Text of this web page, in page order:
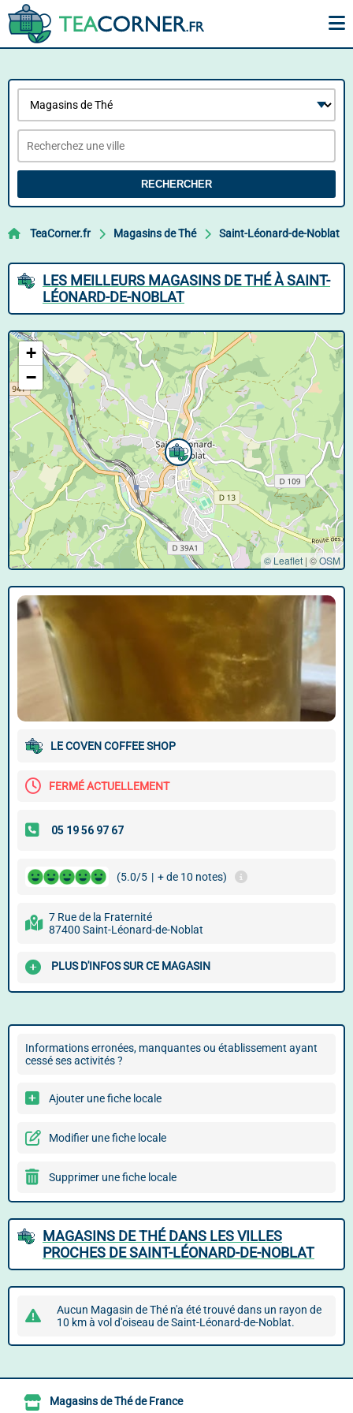
RECHERCHER
TeaCorner.fr Magasins de Thé Saint-Léonard-de-Noblat
LES MEILLEURS MAGASINS DE THÉ À SAINT-
LÉONARD-DE-NOBLAT
+
−
© Leaflet | ©OSM
LE COVEN COFFEE SHOP
FERMÉ ACTUELLEMENT
(5.0/5 | + de 10 notes)
7 Rue de la Fraternité
87400 Saint-Léonard-de-Noblat
PLUS D'INFOS SUR CE MAGASIN
Informations erronées, manquantes ou établissement ayant
cessé ses activités ?
Ajouter une fiche locale
Modifier une fiche locale
Supprimer une fiche locale
MAGASINS DE THÉ DANS LES VILLES
PROCHES DE SAINT-LÉONARD-DE-NOBLAT
Aucun Magasin de Thé n'a été trouvé dans un rayon de
10 km à vol d'oiseau de Saint-Léonard-de-Noblat.
Magasins de Thé de France